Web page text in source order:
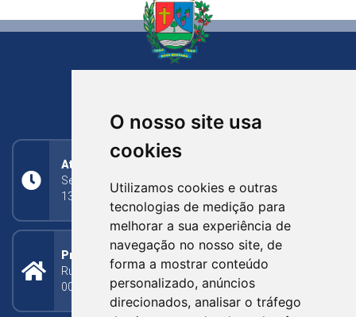
O nosso site usa
cookies
Utilizamos cookies e outras
tecnologias de medição para
melhorar a sua experiência de
navegação no nosso site, de
forma a mostrar conteúdo
personalizado, anúncios
direcionados, analisar o tráfego
Atendimento
Segunda a Sexta: 8h às 11h30min (manhã);
13h30min às 17h (tarde)
Prefeitura Municipal
Rua Silva Jardim, 505 - Bairro Centro - CEP: 95340-
000